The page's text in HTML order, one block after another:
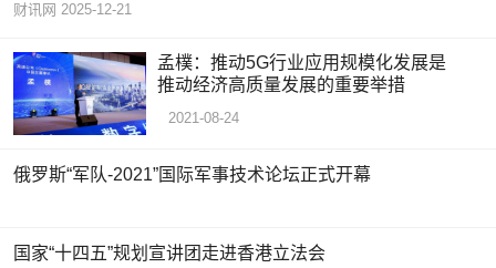
财讯网 2025-12-21
孟樸：推动5G行业应用规模化发展是
推动经济高质量发展的重要举措
2021-08-24
俄罗斯“军队-2021”国际军事技术论坛正式开幕
国家“十四五”规划宣讲团走进香港立法会